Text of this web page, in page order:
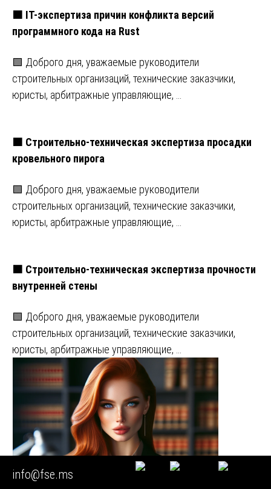
🟧 IT-экспертиза причин конфликта версий
программного кода на Rust
🟩 Доброго дня, уважаемые руководители
строительных организаций, технические заказчики,
юристы, арбитражные управляющие, …
🟧 Строительно-техническая экспертиза просадки
кровельного пирога
🟩 Доброго дня, уважаемые руководители
строительных организаций, технические заказчики,
юристы, арбитражные управляющие, …
🟧 Строительно-техническая экспертиза прочности
внутренней стены
🟩 Доброго дня, уважаемые руководители
строительных организаций, технические заказчики,
юристы, арбитражные управляющие, …
info@fse.ms